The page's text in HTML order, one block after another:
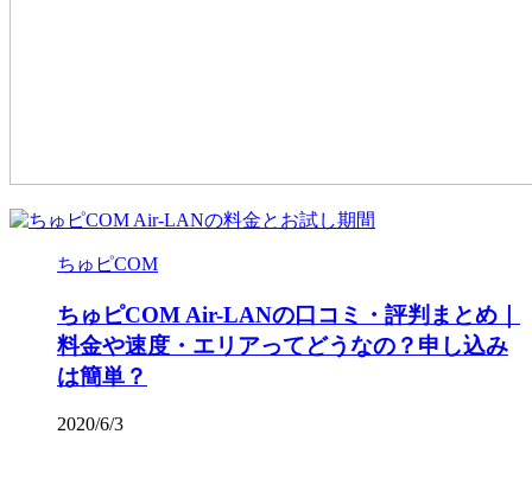
ちゅピCOM
ちゅピCOM Air-LANの口コミ・評判まとめ｜
料金や速度・エリアってどうなの？申し込み
は簡単？
2020/6/3